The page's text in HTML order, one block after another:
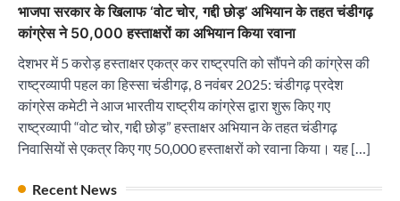
भाजपा सरकार के खिलाफ ‘वोट चोर, गद्दी छोड़’ अभियान के तहत चंडीगढ़
कांग्रेस ने 50,000 हस्ताक्षरों का अभियान किया रवाना
देशभर में 5 करोड़ हस्ताक्षर एकत्र कर राष्ट्रपति को सौंपने की कांग्रेस की
राष्ट्रव्यापी पहल का हिस्सा चंडीगढ़, 8 नवंबर 2025: चंडीगढ़ प्रदेश
कांग्रेस कमेटी ने आज भारतीय राष्ट्रीय कांग्रेस द्वारा शुरू किए गए
राष्ट्रव्यापी “वोट चोर, गद्दी छोड़” हस्ताक्षर अभियान के तहत चंडीगढ़
निवासियों से एकत्र किए गए 50,000 हस्ताक्षरों को रवाना किया। यह […]
Recent News
4
₹227 करोड़ का ‘टेबल एजेंडा घोटाला’ भाजपा के
भ्रष्टाचार, तानाशाही और लोकतंत्र की हत्या का सबसे बड़ा
City uday August 6, 2026
इंडियन नेशनल थियेटर द्वारा 9 अगस्त को होगा ‘वर्षा ऋतु
संगीत संध्या 2026’ का आयोजन